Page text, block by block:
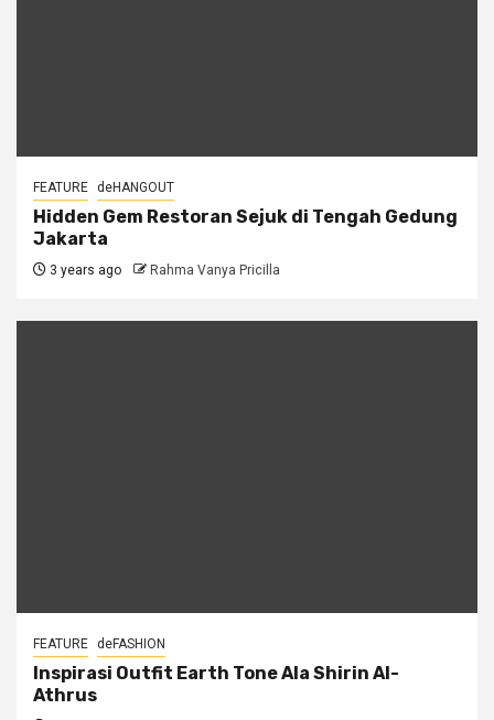
FEATURE deHANGOUT
Hidden Gem Restoran Sejuk di Tengah Gedung
Jakarta
3 years ago Rahma Vanya Pricilla
FEATURE deFASHION
Inspirasi Outfit Earth Tone Ala Shirin Al-
Athrus